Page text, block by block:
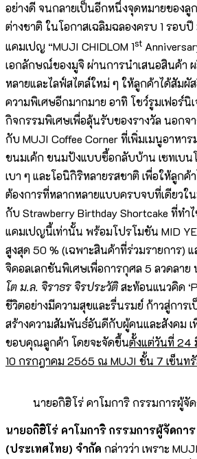
อย่างดี จนกลายเป็นอีกหนึ่งจุดหมายของลู
ต่างชาติ ในโอกาสเฉลิมฉลองครบ 1 รอบ
แคมเปญ “MUJI CHIDLOM 1st
เอกลักษณ์ของมูจิ ผ่านการนำเสนอสินค้า
หลายและไลฟ์สไตล์ใหม่ ๆ ให้ลูกค้าได้สัม
ความพิเศษอีกมากมาย อาทิ โชว์รูมเฟอร์นิ
กิจกรรมพิเศษเพื่อลุ้นรับของรางวัล นอกจ
กับ MUJI Coffee Corner ที่เพิ่มเมนูอาหา
ขนมเค้ก ขนมปังแบบซื้อกลับบ้าน เซทเบน
เบา ๆ และโอนิกิริหลายรสชาติ เพื่อให้ลูกค้
ต้องการที่หลากหลายแบบครบจบที่เดียวใ
กับ Strawberry Birthday Shortcake ที่ท
แคมเปญนี้เท่านั้น พร้อมโปรโมชัน MID
สูงสุด 50 % (เฉพาะสินค้าที่ร่วมรายการ)
จิคอลเลกชันพิเศษเพื่อการกุศล 5 ลวดลา
โต ม.ล. จิราธร จิรประวัติสะท้อนแนวคิด
ชีวิตอย่างมีความสุขและรื่นรมย์ ก้าวสู่การ
สร้างความสัมพันธ์อันดีกับผู้คนและสังคม
ขอบคุณลูกค้า โดยจะจัดขึ้นตั้งแต่วันที่24
10 กรกฎาคม2565 ณ MUJI ชั้น 7 เซ็นท
นายอกิฮิโร่ คาโมการิ กรรมการผู้จั
นายอกิฮิโร่ คาโมการิ กรรมการผู้จัดกา
(ประเทศไทย) จำกัด กล่าวว่า เพราะ